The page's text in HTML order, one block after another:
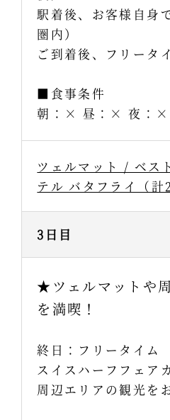
駅着後、お客様自身
圏内）
ご到着後、フリータ
■食事条件
朝：× 昼：× 夜：×
ツェルマット / ベス
テル バタフライ（計2
3日目
★ツェルマットや
を満喫！
終日：フリータイム
スイスハーフフェア
周辺エリアの観光を